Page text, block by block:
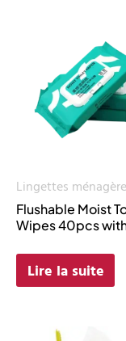
Lingettes
Flushable Moist
Wipes 40pcs
Lire la suite